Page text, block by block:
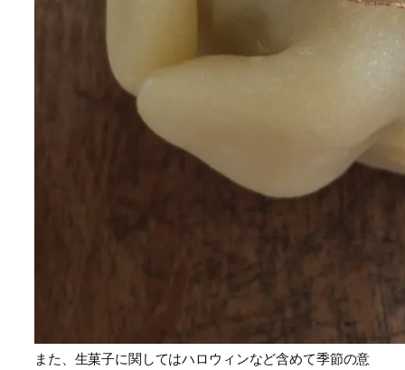
また、生菓子に関してはハロウィンなど含めて季節の意